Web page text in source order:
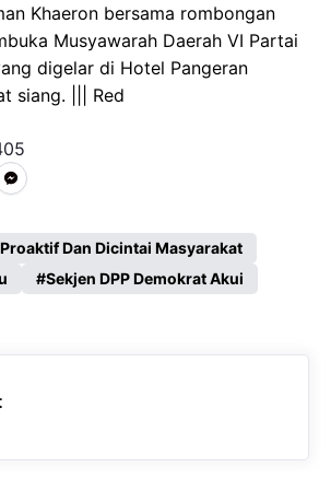
Khaeron bersama rombongan
Musyawarah Daerah VI Partai
digelar di Hotel Pangeran
siang. ||| Red
M
s
s
n
g
r
Dan Dicintai Masyarakat
Sekjen DPP Demokrat Akui